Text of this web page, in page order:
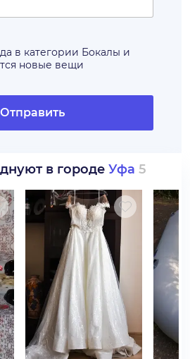
в категории Бокалы и
новые вещи
Отправить
в городе Уфа 5